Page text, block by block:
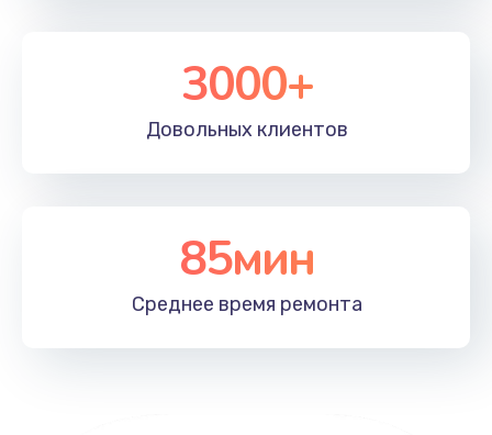
3000+
Довольных клиентов
85мин
Среднее время ремонта